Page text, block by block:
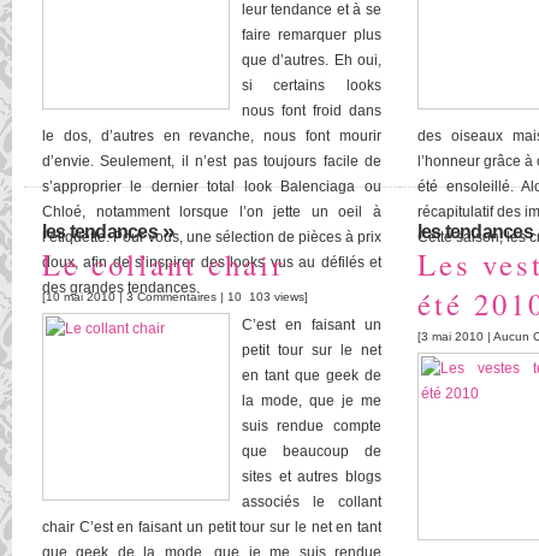
leur tendance et à se
faire remarquer plus
que d’autres. Eh oui,
si certains looks
nous font froid dans
le dos, d’autres en revanche, nous font mourir
d’envie. Seulement, il n’est pas toujours facile de
s’approprier le dernier total look Balenciaga ou
Chloé, notamment lorsque l’on jette un oeil à
l’étiquette. Pour vous, une sélection de pièces à prix
doux, afin de s’inspirer des looks vus au défilés et
des grandes tendances.
des oiseaux
l’honneur grâce
été ensoleillé.
récapitulatif des
Cette saison, les
les tendances»
Le collant chair
[10 mai 2010 | 3 Commentaires | 10 103 views]
C’est en faisant un
petit tour sur le net
en tant que geek de
la mode, que je me
suis rendue compte
que beaucoup de
sites et autres blogs
associés le collant
chair C’est en faisant un petit tour sur le net en tant
que geek de la mode, que je me suis rendue
les tendances
Les
été
[3 mai 2010 | Aucun